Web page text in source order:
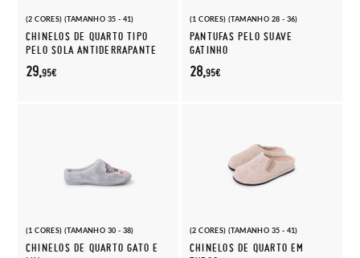
(2 CORES) (TAMANHO 35 - 41)
CHINELOS DE QUARTO TIPO
PELO SOLA ANTIDERRAPANTE
29,95€
(1 CORES) (TAMANHO 28 - 36)
PANTUFAS PELO SUAVE
GATINHO
28,95€
(1 CORES) (TAMANHO 30 - 38)
CHINELOS DE QUARTO GATO E
(2 CORES) (TAMANHO 35 - 41)
CHINELOS DE QUARTO EM